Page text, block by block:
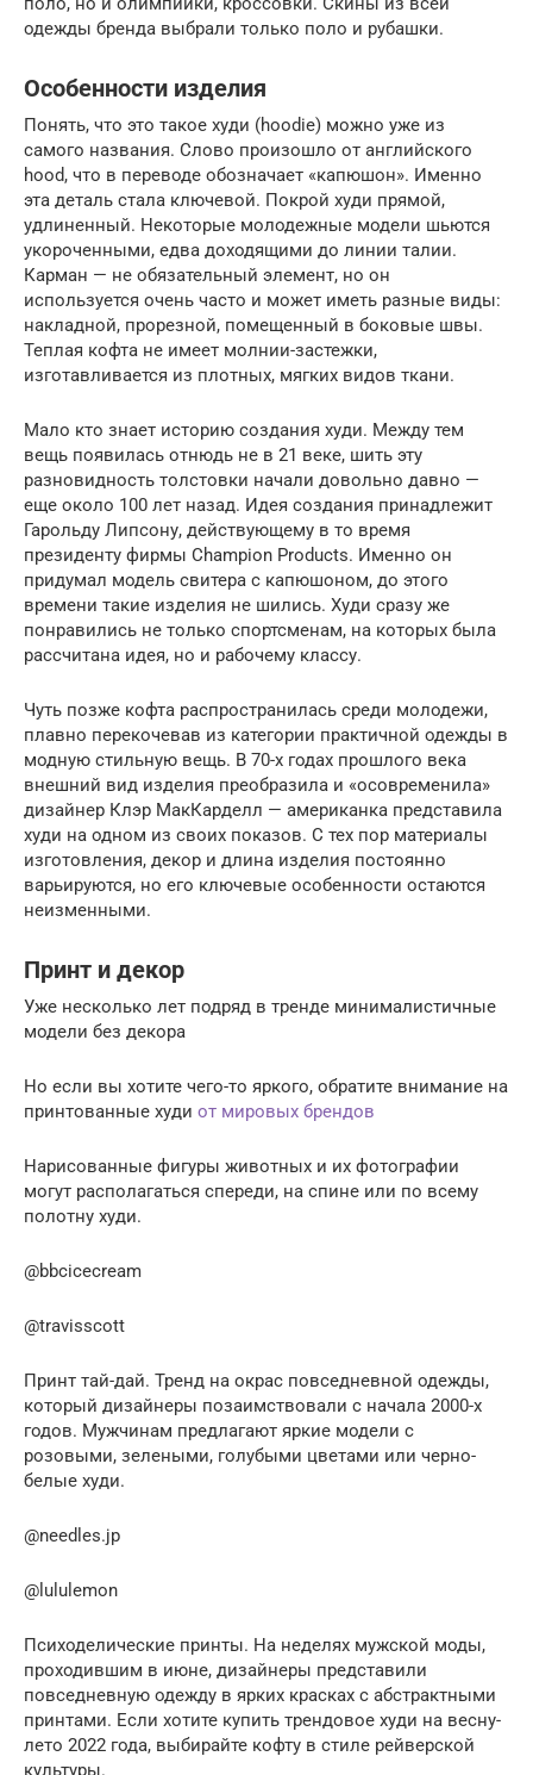
одежды бренда выбрали только поло и рубашки.
Особенности изделия
Понять, что это такое худи (hoodie) можно уже из
самого названия. Слово произошло от английского
hood, что в переводе обозначает «капюшон». Именно
эта деталь стала ключевой. Покрой худи прямой,
удлиненный. Некоторые молодежные модели шьются
укороченными, едва доходящими до линии талии.
Карман — не обязательный элемент, но он
используется очень часто и может иметь разные виды:
накладной, прорезной, помещенный в боковые швы.
Теплая кофта не имеет молнии-застежки,
изготавливается из плотных, мягких видов ткани.
Мало кто знает историю создания худи. Между тем
вещь появилась отнюдь не в 21 веке, шить эту
разновидность толстовки начали довольно давно —
еще около 100 лет назад. Идея создания принадлежит
Гарольду Липсону, действующему в то время
президенту фирмы Champion Products. Именно он
придумал модель свитера с капюшоном, до этого
времени такие изделия не шились. Худи сразу же
понравились не только спортсменам, на которых была
рассчитана идея, но и рабочему классу.
Чуть позже кофта распространилась среди молодежи,
плавно перекочевав из категории практичной одежды в
модную стильную вещь. В 70-х годах прошлого века
внешний вид изделия преобразила и «осовременила»
дизайнер Клэр МакКарделл — американка представила
худи на одном из своих показов. С тех пор материалы
изготовления, декор и длина изделия постоянно
варьируются, но его ключевые особенности остаются
неизменными.
Принт и декор
Уже несколько лет подряд в тренде минималистичные
модели без декора
Но если вы хотите чего-то яркого, обратите внимание на
принтованные худи от мировых брендов
Нарисованные фигуры животных и их фотографии
могут располагаться спереди, на спине или по всему
полотну худи.
@bbcicecream
@travisscott
Принт тай-дай. Тренд на окрас повседневной одежды,
который дизайнеры позаимствовали с начала 2000-х
годов. Мужчинам предлагают яркие модели с
розовыми, зелеными, голубыми цветами или черно-
белые худи.
@needles.jp
@lululemon
Психоделические принты. На неделях мужской моды,
проходившим в июне, дизайнеры представили
повседневную одежду в ярких красках с абстрактными
принтами. Если хотите купить трендовое худи на весну-
лето 2022 года, выбирайте кофту в стиле рейверской
культуры.